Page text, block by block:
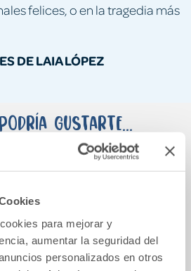
para mejorar y
aumentar la seguridad del
personalizados en otros
felices, o en la tragedia más
DE LAIA LÓPEZ
gustarte...